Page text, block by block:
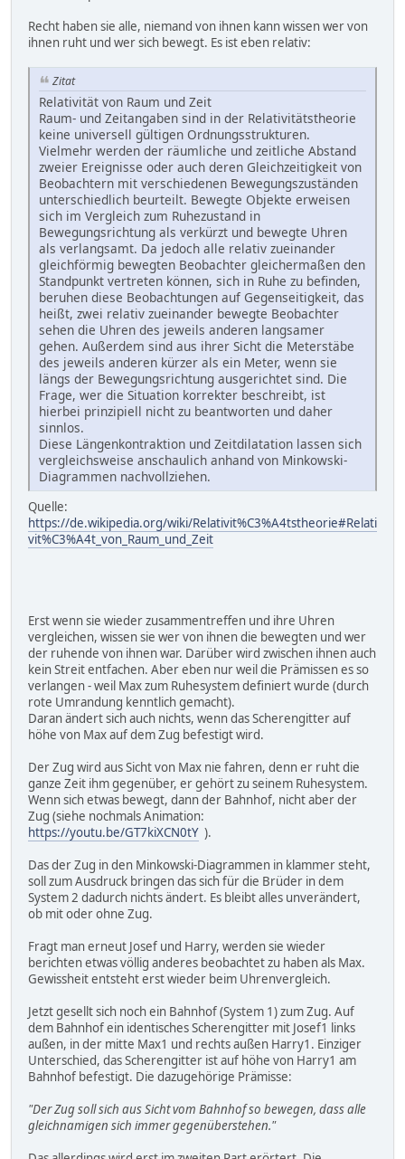
Recht haben sie alle, niemand von ihnen kann wissen wer von
ihnen ruht und wer sich bewegt. Es ist eben relativ:
Zitat
Relativität von Raum und Zeit
Raum- und Zeitangaben sind in der Relativitätstheorie
keine universell gültigen Ordnungsstrukturen.
Vielmehr werden der räumliche und zeitliche Abstand
zweier Ereignisse oder auch deren Gleichzeitigkeit von
Beobachtern mit verschiedenen Bewegungszuständen
unterschiedlich beurteilt. Bewegte Objekte erweisen
sich im Vergleich zum Ruhezustand in
Bewegungsrichtung als verkürzt und bewegte Uhren
als verlangsamt. Da jedoch alle relativ zueinander
gleichförmig bewegten Beobachter gleichermaßen den
Standpunkt vertreten können, sich in Ruhe zu befinden,
beruhen diese Beobachtungen auf Gegenseitigkeit, das
heißt, zwei relativ zueinander bewegte Beobachter
sehen die Uhren des jeweils anderen langsamer
gehen. Außerdem sind aus ihrer Sicht die Meterstäbe
des jeweils anderen kürzer als ein Meter, wenn sie
längs der Bewegungsrichtung ausgerichtet sind. Die
Frage, wer die Situation korrekter beschreibt, ist
hierbei prinzipiell nicht zu beantworten und daher
sinnlos.
Diese Längenkontraktion und Zeitdilatation lassen sich
vergleichsweise anschaulich anhand von Minkowski-
Diagrammen nachvollziehen.
Quelle:
https://de.wikipedia.org/wiki/Relativit%C3%A4tstheorie#Relati
vit%C3%A4t_von_Raum_und_Zeit
Erst wenn sie wieder zusammentreffen und ihre Uhren
vergleichen, wissen sie wer von ihnen die bewegten und wer
der ruhende von ihnen war. Darüber wird zwischen ihnen auch
kein Streit entfachen. Aber eben nur weil die Prämissen es so
verlangen - weil Max zum Ruhesystem definiert wurde (durch
rote Umrandung kenntlich gemacht).
Daran ändert sich auch nichts, wenn das Scherengitter auf
höhe von Max auf dem Zug befestigt wird.
Der Zug wird aus Sicht von Max nie fahren, denn er ruht die
ganze Zeit ihm gegenüber, er gehört zu seinem Ruhesystem.
Wenn sich etwas bewegt, dann der Bahnhof, nicht aber der
Zug (siehe nochmals Animation:
https://youtu.be/GT7kiXCN0tY ).
Das der Zug in den Minkowski-Diagrammen in klammer steht,
soll zum Ausdruck bringen das sich für die Brüder in dem
System 2 dadurch nichts ändert. Es bleibt alles unverändert,
ob mit oder ohne Zug.
Fragt man erneut Josef und Harry, werden sie wieder
berichten etwas völlig anderes beobachtet zu haben als Max.
Gewissheit entsteht erst wieder beim Uhrenvergleich.
Jetzt gesellt sich noch ein Bahnhof (System 1) zum Zug. Auf
dem Bahnhof ein identisches Scherengitter mit Josef1 links
außen, in der mitte Max1 und rechts außen Harry1. Einziger
Unterschied, das Scherengitter ist auf höhe von Harry1 am
Bahnhof befestigt. Die dazugehörige Prämisse:
"Der Zug soll sich aus Sicht vom Bahnhof so bewegen, dass alle
gleichnamigen sich immer gegenüberstehen."